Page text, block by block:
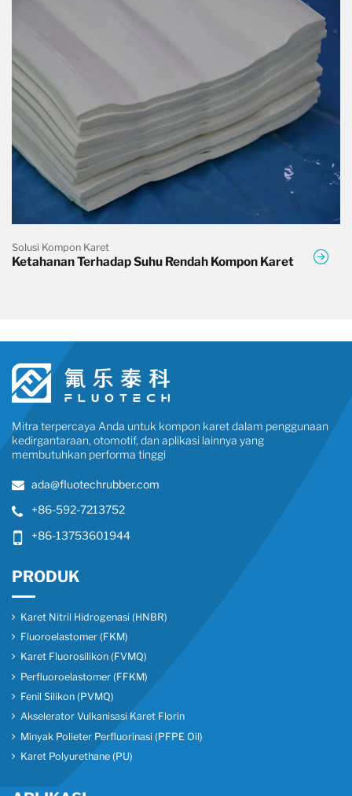
Solusi Kompon Karet
Ketahanan Terhadap Suhu Rendah Kompon Karet
Mitra terpercaya Anda untuk kompon karet dalam penggunaan
kedirgantaraan, otomotif, dan aplikasi lainnya yang
membutuhkan performa tinggi
ada@fluotechrubber.com
+86-592-7213752
+86-13753601944
PRODUK
Karet Nitril Hidrogenasi (HNBR)
Fluoroelastomer (FKM)
Karet Fluorosilikon (FVMQ)
Perfluoroelastomer (FFKM)
Fenil Silikon (PVMQ)
Akselerator Vulkanisasi Karet Florin
Minyak Polieter Perfluorinasi (PFPE Oil)
Karet Polyurethane (PU)